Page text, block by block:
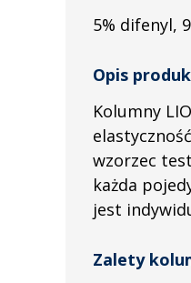
5% difenyl,
Opis
Kolumny
wzorzec
każda
jest
Zalety